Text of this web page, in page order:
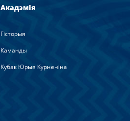
Акадэмія
Гісторыя
Каманды
Кубак Юрыя Курненіна